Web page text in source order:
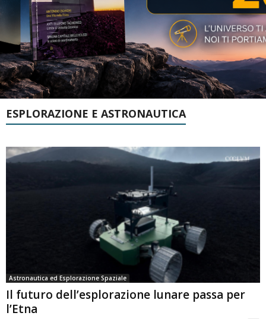
ESPLORAZIONE E ASTRONAUTICA
Astronautica ed Esplorazione Spaziale
Il futuro dell’esplorazione lunare passa per
l’Etna